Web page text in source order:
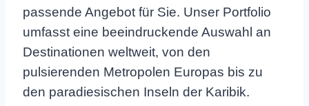
passende Angebot für Sie. Unser Portfolio
umfasst eine beeindruckende Auswahl an
Destinationen weltweit, von den
pulsierenden Metropolen Europas bis zu
den paradiesischen Inseln der Karibik.